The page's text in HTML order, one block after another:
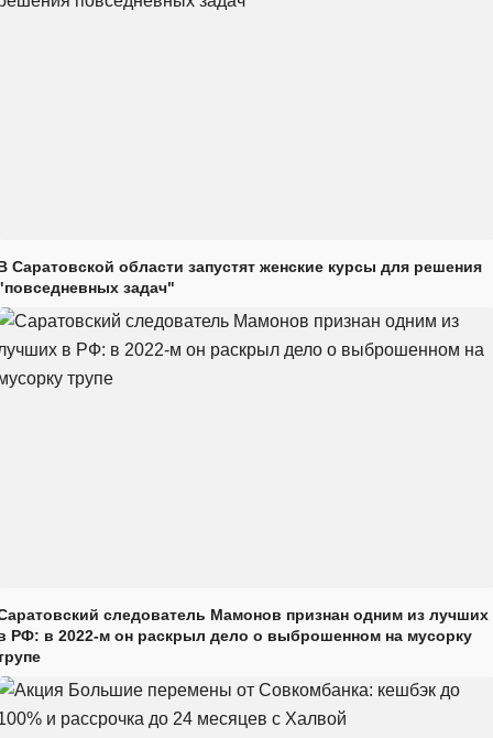
Саратовской области запустят женские курсы для решения
задач"
следователь Мамонов признан одним из лучших
РФ: в 2022-м он раскрыл дело о выброшенном на мусорку